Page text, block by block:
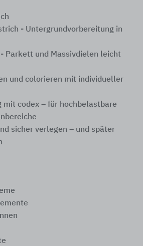
- Untergrundvorbereitung in
Parkett und Massivdielen leicht
und colorieren mit individueller
mit codex – für hochbelastbare
sicher verlegen – und später